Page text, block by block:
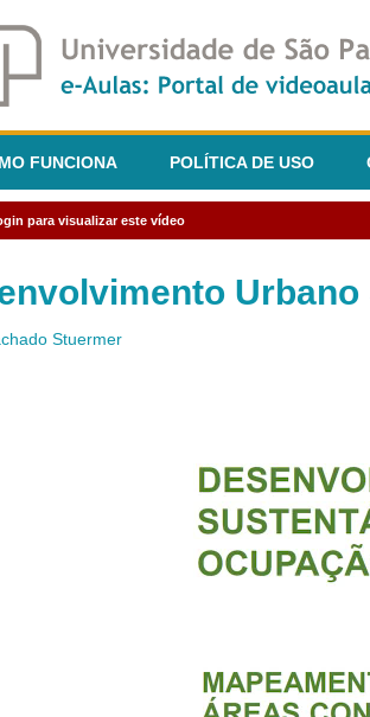
FUNCIONA POLÍTICA DE USO
para visualizar este vídeo
Stuermer